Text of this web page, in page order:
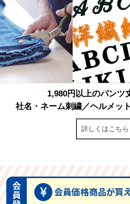
1,980円以上のパンツ
社名・ネーム刺繍／ヘルメッ
詳しくはこちら